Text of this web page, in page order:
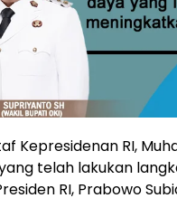
Kepresidenan RI,
telah lakukan
RI, Prabowo